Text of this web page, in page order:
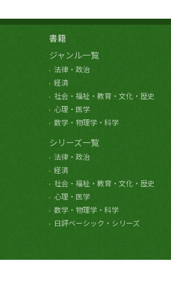
書籍
ジャンル一覧
法律・政治
経済
社会・福祉・教育・文化・歴史
心理・医学
数学・物理学・科学
シリーズ一覧
法律・政治
経済
社会・福祉・教育・文化・歴史
心理・医学
数学・物理学・科学
日評ベーシック・シリーズ